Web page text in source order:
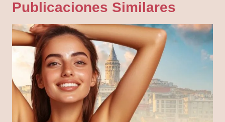
Publicaciones Similares